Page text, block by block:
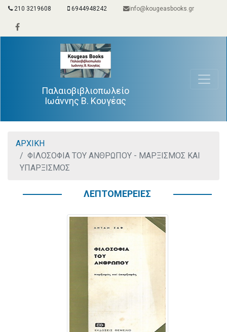
210 3219608 6944948242 info@kougeasbooks.gr
Παλαιοβιβλιοπωλείο
Ιωάννης Β. Κουγέας
ΑΡΧΙΚΗ
ΦΙΛΟΣΟΦΙΑ ΤΟΥ ΑΝΘΡΩΠΟΥ - ΜΑΡΞΙΣΜΟΣ ΚΑΙ
ΥΠΑΡΞΙΣΜΟΣ
ΛΕΠΤΟΜΕΡΕΙΕΣ